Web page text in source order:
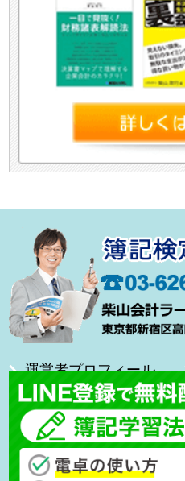
運営者プロフィール
合格体験記
無料メール講座
前を向いて歩こう
キッズ簿記